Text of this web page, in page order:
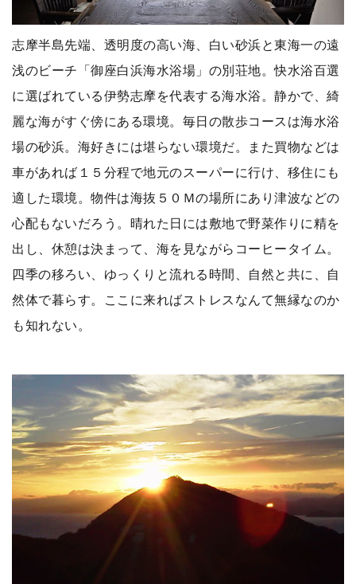
志摩半島先端、透明度の高い海、白い砂浜と東海一の遠
浅のビーチ「御座白浜海水浴場」の別荘地。快水浴百選
に選ばれている伊勢志摩を代表する海水浴。静かで、綺
麗な海がすぐ傍にある環境。毎日の散歩コースは海水浴
場の砂浜。海好きには堪らない環境だ。また買物などは
車があれば１５分程で地元のスーパーに行け、移住にも
適した環境。物件は海抜５０Ｍの場所にあり津波などの
心配もないだろう。晴れた日には敷地で野菜作りに精を
出し、休憩は決まって、海を見ながらコーヒータイム。
四季の移ろい、ゆっくりと流れる時間、自然と共に、自
然体で暮らす。ここに来ればストレスなんて無縁なのか
も知れない。